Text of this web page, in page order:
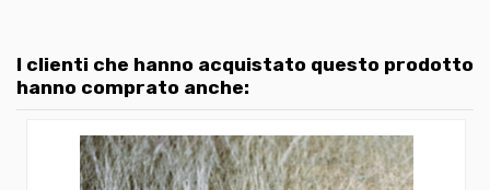
I clienti che hanno acquistato questo prodotto
hanno comprato anche: